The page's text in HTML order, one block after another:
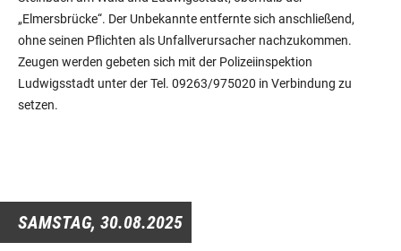
„Elmersbrücke“. Der Unbekannte entfernte sich anschließend,
ohne seinen Pflichten als Unfallverursacher nachzukommen.
Zeugen werden gebeten sich mit der Polizeiinspektion
Ludwigsstadt unter der Tel. 09263/975020 in Verbindung zu
setzen.
SAMSTAG, 30.08.2025